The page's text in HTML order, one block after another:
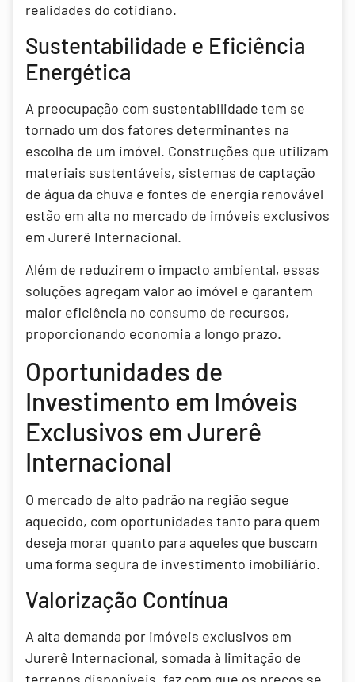
realidades do cotidiano.
Sustentabilidade e Eficiência
Energética
A preocupação com sustentabilidade tem se
tornado um dos fatores determinantes na
escolha de um imóvel. Construções que utilizam
materiais sustentáveis, sistemas de captação
de água da chuva e fontes de energia renovável
estão em alta no mercado de imóveis exclusivos
em Jurerê Internacional.
Além de reduzirem o impacto ambiental, essas
soluções agregam valor ao imóvel e garantem
maior eficiência no consumo de recursos,
proporcionando economia a longo prazo.
Oportunidades de
Investimento em Imóveis
Exclusivos em Jurerê
Internacional
O mercado de alto padrão na região segue
aquecido, com oportunidades tanto para quem
deseja morar quanto para aqueles que buscam
uma forma segura de investimento imobiliário.
Valorização Contínua
A alta demanda por imóveis exclusivos em
Jurerê Internacional, somada à limitação de